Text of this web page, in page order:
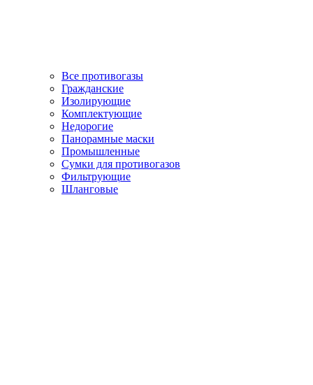
Все противогазы
Гражданские
Изолирующие
Комплектующие
Недорогие
Панорамные маски
Промышленные
Сумки для противогазов
Фильтрующие
Шланговые